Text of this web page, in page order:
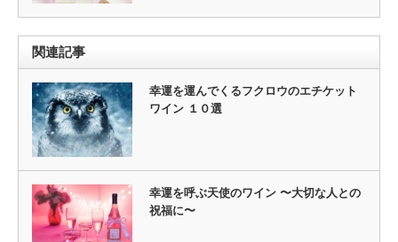
関連記事
幸運を運んでくるフクロウのエチケット
ワイン １０選
幸運を呼ぶ天使のワイン 〜大切な人との
祝福に〜